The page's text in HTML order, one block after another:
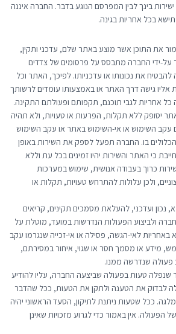
בינך לבין המפרסם הנוגע בדבר. החברה איננה
בכל אחריות בגינה.
את התוכן אשר מוצע באתר שלם, עדכני ותקין,
ידי החברה מתבסס על פרסומים של צדדים
להבטיח את נכונותו או עדכניותו. לפיכך, האתר וכל
אליו גישה דרך האתר או באמצעותו עומדים לרשותך
יסופק ללא תקלות, הפרעות או טעויות, ולא תהיה
עקב השימוש או אי-השימוש באתר או עקב השימוש
בו. החברה תפעל לספק את השירות באופן
כי האתר והשירות יהיו זמינים בכל עת וללא
כרוך בעבודה אנושית, שימוש במערכות
ולכן עלולות להתרחש טעויות, תקלות או
נכון ועדכני, להעלאת מסמכים תקינים, קריאים
ולביצוע הפעולות הנדרשות במועד, מוטלת על
לאי-הגשה, פסילה או אי-זכייה שנגרמו עקב
מידע או מסמך חסר או שגוי, איחור במסירתם,
פעולה שנדרשה ממנו.
טעות בפעולה שביצעה החברה, עליו להודיע
לבדוק את הטענה ולתקן את הטעות, ככל שהדבר
ככל שטעות ניתנת לתיקון, הסעד הראשוני יהיה
הפעולה. אין באמור כדי לגרוע מזכויות שאינן